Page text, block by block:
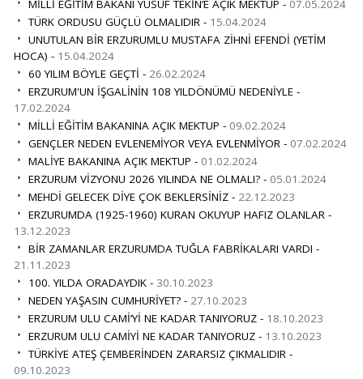
MİLLİ EĞİTİM BAKANI YUSUF TEKİN’E AÇIK MEKTUP - 07.05.2024
TÜRK ORDUSU GÜÇLÜ OLMALIDIR - 15.04.2024
UNUTULAN BİR ERZURUMLU MUSTAFA ZİHNİ EFENDİ (YETİM
HOCA) - 15.04.2024
60 YILIM BÖYLE GEÇTİ - 26.02.2024
ERZURUM'UN İŞGALİNİN 108 YILDÖNÜMÜ NEDENİYLE -
17.02.2024
MİLLİ EĞİTİM BAKANINA AÇIK MEKTUP - 09.02.2024
GENÇLER NEDEN EVLENEMİYOR VEYA EVLENMİYOR - 07.02.2024
MALİYE BAKANINA AÇIK MEKTUP - 01.02.2024
ERZURUM VİZYONU 2026 YILINDA NE OLMALI? - 05.01.2024
MEHDİ GELECEK DİYE ÇOK BEKLERSİNİZ - 22.12.2023
ERZURUMDA (1925-1960) KURAN OKUYUP HAFIZ OLANLAR -
13.12.2023
BİR ZAMANLAR ERZURUMDA TUĞLA FABRİKALARI VARDI -
21.11.2023
100. YILDA ORADAYDIK - 30.10.2023
NEDEN YAŞASIN CUMHURİYET? - 27.10.2023
ERZURUM ULU CAMİ’Yİ NE KADAR TANIYORUZ - 18.10.2023
ERZURUM ULU CAMİYİ NE KADAR TANIYORUZ - 13.10.2023
TÜRKİYE ATEŞ ÇEMBERİNDEN ZARARSIZ ÇIKMALIDIR -
09.10.2023